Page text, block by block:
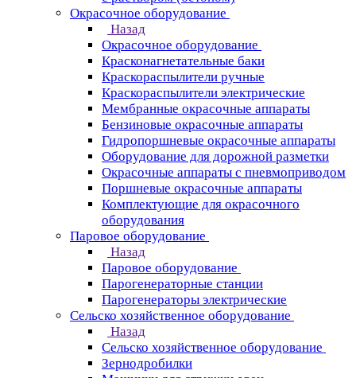
Окрасочное оборудование
Назад
Окрасочное оборудование
Красконагнетательные баки
Краскораспылители ручные
Краскораспылители электрические
Мембранные окрасочные аппараты
Бензиновые окрасочные аппараты
Гидропоршневые окрасочные аппараты
Оборудование для дорожной разметки
Окрасочные аппараты с пневмоприводом
Поршневые окрасочные аппараты
Комплектующие для окрасочного
оборудования
Паровое оборудование
Назад
Паровое оборудование
Парогенераторные станции
Парогенераторы электрические
Сельско хозяйственное оборудование
Назад
Сельско хозяйственное оборудование
Зернодробилки